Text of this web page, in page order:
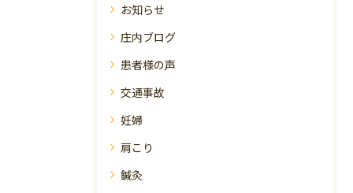
お知らせ
庄内ブログ
患者様の声
交通事故
妊婦
肩こり
鍼灸